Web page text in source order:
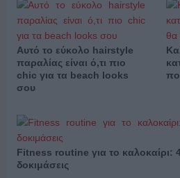
Αυτό το εύκολο hairstyle
παραλίας είναι ό,τι πιο
chic για τα beach looks
σου
Fitness routine για το καλοκαίρι:
δοκιμάσεις